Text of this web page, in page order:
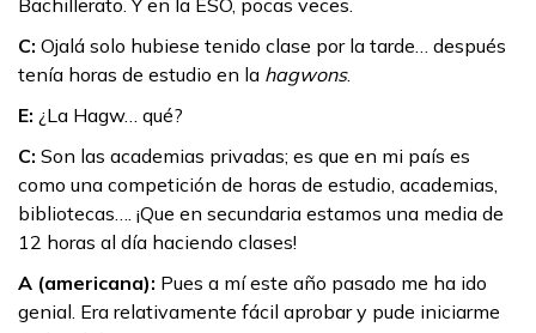
Bachillerato. Y en la ESO, pocas veces.
C: Ojalá solo hubiese tenido clase por la tarde… después
tenía horas de estudio en la hagwons.
E: ¿La Hagw… qué?
C: Son las academias privadas; es que en mi país es
como una competición de horas de estudio, academias,
bibliotecas…. ¡Que en secundaria estamos una media de
12 horas al día haciendo clases!
A (americana): Pues a mí este año pasado me ha ido
genial. Era relativamente fácil aprobar y pude iniciarme